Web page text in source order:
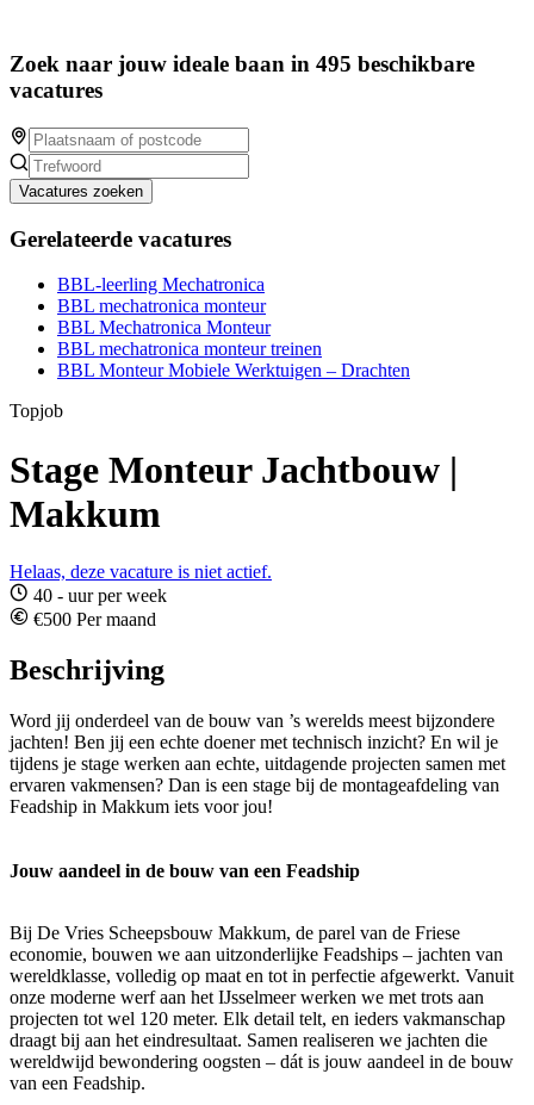
Zoek naar jouw ideale baan in 495 beschikbare
vacatures
Vacatures zoeken
Gerelateerde vacatures
BBL-leerling Mechatronica
BBL mechatronica monteur
BBL Mechatronica Monteur
BBL mechatronica monteur treinen
BBL Monteur Mobiele Werktuigen – Drachten
Topjob
Stage Monteur Jachtbouw |
Makkum
Helaas, deze vacature is niet actief.
40 - uur per week
€500 Per maand
Beschrijving
Word jij onderdeel van de bouw van ’s werelds meest bijzondere
jachten! Ben jij een echte doener met technisch inzicht? En wil je
tijdens je stage werken aan echte, uitdagende projecten samen met
ervaren vakmensen? Dan is een stage bij de montageafdeling van
Feadship in Makkum iets voor jou!
Jouw aandeel in de bouw van een Feadship
Bij De Vries Scheepsbouw Makkum, de parel van de Friese
economie, bouwen we aan uitzonderlijke Feadships – jachten van
wereldklasse, volledig op maat en tot in perfectie afgewerkt. Vanuit
onze moderne werf aan het IJsselmeer werken we met trots aan
projecten tot wel 120 meter. Elk detail telt, en ieders vakmanschap
draagt bij aan het eindresultaat. Samen realiseren we jachten die
wereldwijd bewondering oogsten – dát is jouw aandeel in de bouw
van een Feadship.